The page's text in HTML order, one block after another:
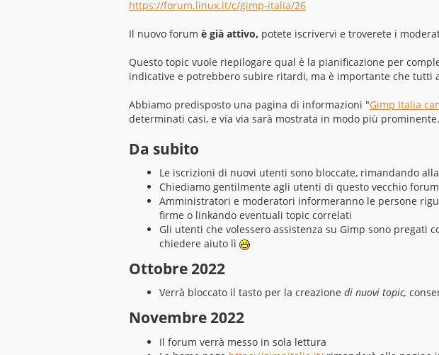
a
https://forum.linux.it/c/gimp-italia/26
Il nuovo forum è già attivo, potete iscrivervi e troverete i
Questo topic vuole riepilogare qual è la pianificazione per
indicative e potrebbero subire ritardi, ma è importante che tutti
Abbiamo predisposto una pagina di informazioni "Gimp Italia
determinati casi, e via via sarà mostrata in modo più prominente.
Da subito
Le iscrizioni di nuovi utenti sono bloccate, rimandando
Chiediamo gentilmente agli utenti di questo vecchio
Amministratori e moderatori informeranno le persone
firme o linkando eventuali topic correlati
Gli utenti che volessero assistenza su Gimp sono pregati
chiedere aiuto lì
Ottobre 2022
Verrà bloccato il tasto per la creazione di nuovi topic,
Novembre 2022
Il forum verrà messo in sola lettura